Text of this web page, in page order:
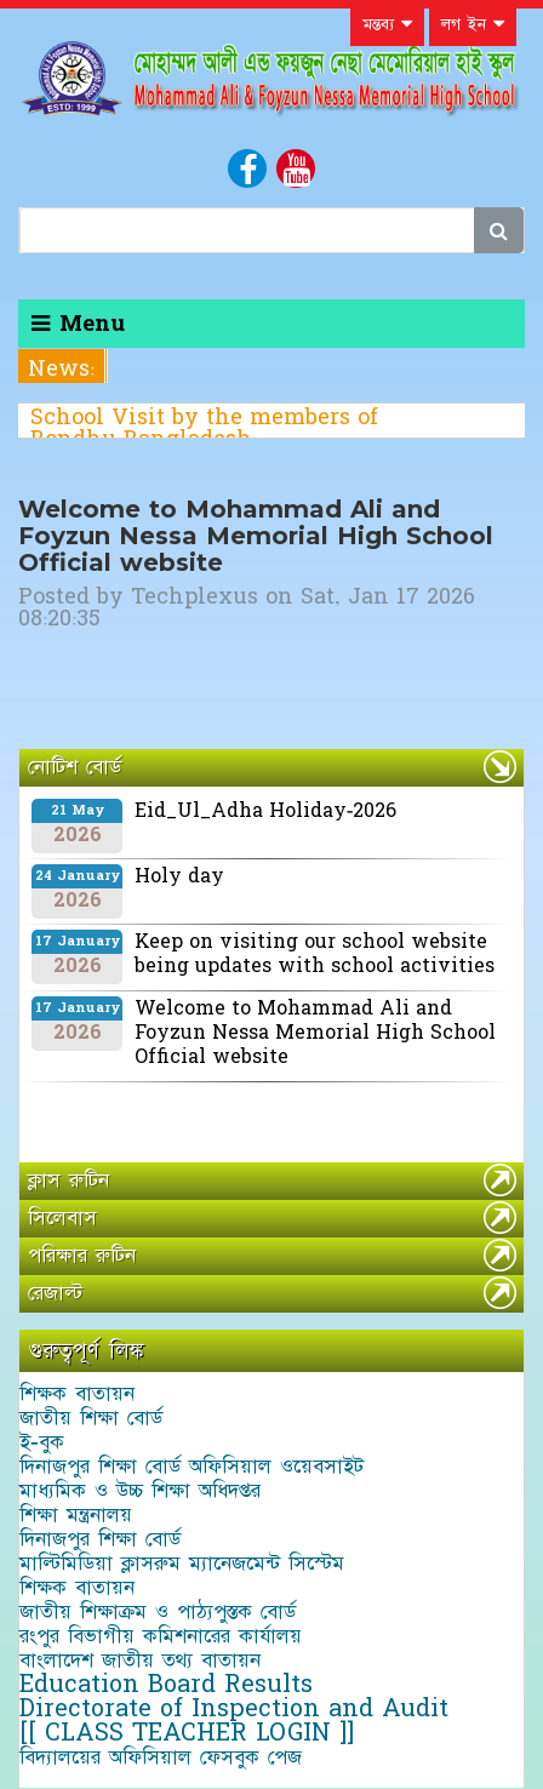
মন্তব্য লগ ইন
Menu
News:
School Visit by the members of
Bondhu Bangladesh
Welcome to Mohammad Ali and
Foyzun Nessa Memorial High School
Official website
Posted by Techplexus on Sat, Jan 17 2026
08:20:35
নোটিশ বোর্ড
21 May
2026
Eid_Ul_Adha Holiday-2026
24 January
2026
Holy day
17 January
2026
Keep on visiting our school website
being updates with school activities
17 January
2026
Welcome to Mohammad Ali and
Foyzun Nessa Memorial High School
Official website
ক্লাস রুটিন
সিলেবাস
পরিক্ষার রুটিন
রেজাল্ট
গুরুত্বপূর্ণ লিঙ্ক
শিক্ষক বাতায়ন
জাতীয় শিক্ষা বোর্ড
ই-বুক
দিনাজপুর শিক্ষা বোর্ড অফিসিয়াল ওয়েবসাইট
মাধ্যমিক ও উচ্চ শিক্ষা অধিদপ্তর
শিক্ষা মন্ত্রনালয়
দিনাজপুর শিক্ষা বোর্ড
মাল্টিমিডিয়া ক্লাসরুম ম্যানেজমেন্ট সিস্টেম
শিক্ষক বাতায়ন
জাতীয় শিক্ষাক্রম ও পাঠ্যপুস্তক বোর্ড
রংপুর বিভাগীয় কমিশনারের কার্যালয়
বাংলাদেশ জাতীয় তথ্য বাতায়ন
Education Board Results
Directorate of Inspection and Audit
[[ CLASS TEACHER LOGIN ]]
বিদ্যালয়ের অফিসিয়াল ফেসবুক পেজ